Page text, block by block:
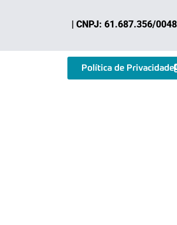
| CNPJ: 61.687.356/
Política de Privacidade